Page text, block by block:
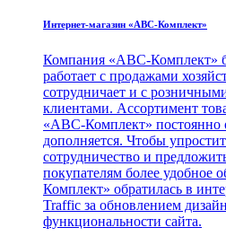
Интернет-магазин «ABC-Комплект»
Компания «ABC-Комплект»
работает с продажами
сотрудничает и с
клиентами. Ассортимент
«ABC-Комплект» постоянно
дополняется. Чтобы
сотрудничество и
покупателям более удобное
Комплект» обратилась в
Traffic за обновлением
функциональности сайта.